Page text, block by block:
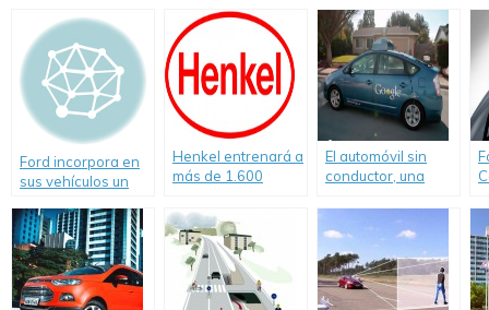
Change»
«hablan» entre si.
Ford incorpora en
sus vehículos un
velocidad para
contribuir a la
seguridad vial
Henkel entrenará a
más de 1.600
fin de 2012.
El automóvil sin
conductor, una